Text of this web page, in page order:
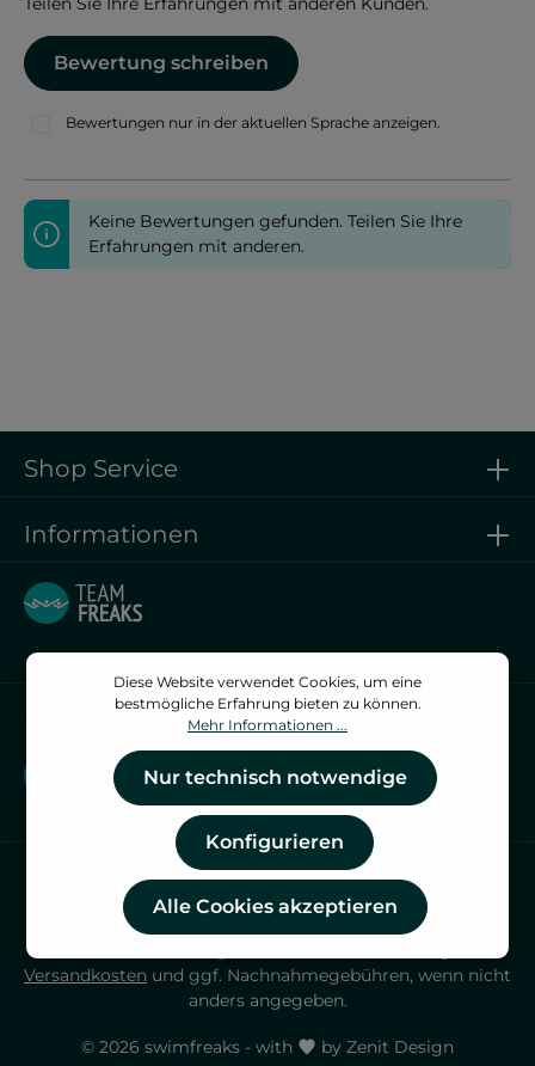
Bewertung schreiben
Bewertungen nur in der aktuellen Sprache anzeigen.
Keine Bewertungen gefunden. Teilen Sie Ihre
Erfahrungen mit anderen.
Vertrag widerrufen
Vertrag widerrufen
Shop Service
Informationen
© 2026 swimfreaks - with byZenit Design
Versandkosten und ggf. Nachnahmegebühren, wenn nicht
anders angegeben.
Diese Website verwendet Cookies, um eine
bestmögliche Erfahrung bieten zu können.
Mehr Informationen ...
Nur technisch notwendige
Konfigurieren
Alle Cookies akzeptieren